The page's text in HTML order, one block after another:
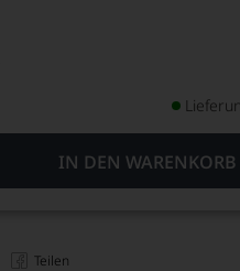
IN DEN WARENKORB
Teilen